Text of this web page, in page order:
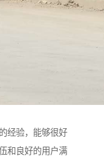
经验，能够很好
和良好的用户满